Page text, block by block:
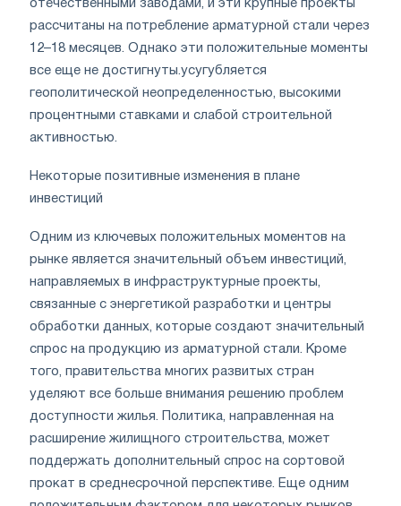
отечественными заводами, и эти крупные проекты
рассчитаны на потребление арматурной стали через
12–18 месяцев. Однако эти положительные моменты
все еще не достигнуты.усугубляется
геополитической неопределенностью, высокими
процентными ставками и слабой строительной
активностью.
Некоторые позитивные изменения в плане
инвестиций
Одним из ключевых положительных моментов на
рынке является значительный объем инвестиций,
направляемых в инфраструктурные проекты,
связанные с энергетикой разработки и центры
обработки данных, которые создают значительный
спрос на продукцию из арматурной стали. Кроме
того, правительства многих развитых стран
уделяют все больше внимания решению проблем
доступности жилья. Политика, направленная на
расширение жилищного строительства, может
поддержать дополнительный спрос на сортовой
прокат в среднесрочной перспективе. Еще одним